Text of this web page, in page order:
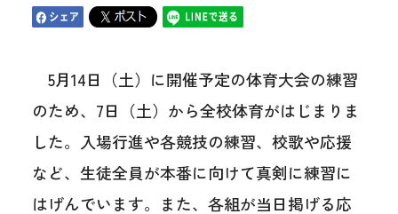
5月14日（土）に開催予定の体育大会の練習
のため、7日（土）から全校体育がはじまりま
した。入場行進や各競技の練習、校歌や応援
など、生徒全員が本番に向けて真剣に練習に
はげんでいます。また、各組が当日掲げる応